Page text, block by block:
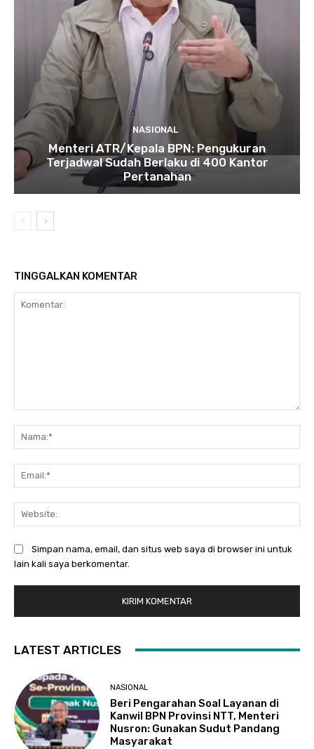
NASIONAL
Menteri ATR/Kepala BPN: Pengukuran
Terjadwal Sudah Berlaku di 400 Kantor
Pertanahan
TINGGALKAN KOMENTAR
Simpan nama, email, dan situs web saya di browser ini untuk
lain kali saya berkomentar.
LATEST ARTICLES
NASIONAL
Beri Pengarahan Soal Layanan di
Kanwil BPN Provinsi NTT, Menteri
Nusron: Gunakan Sudut Pandang
Masyarakat